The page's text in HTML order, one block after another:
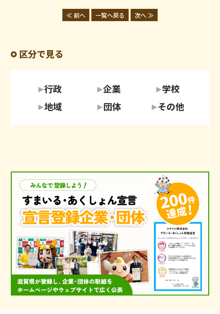
≪ 前へ 一覧へ戻る 次へ ≫
区分で見る
行政 企業
学校
地域
団体 その他